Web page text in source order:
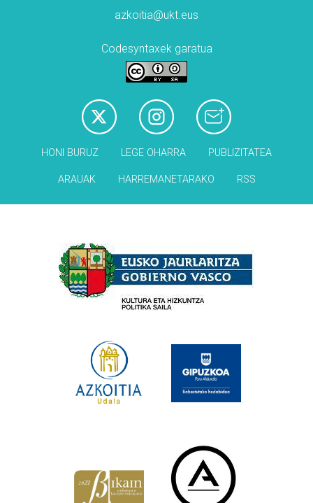
azkoitia@ukt.eus
Codesyntaxek garatua
HONI BURUZ LEGE OHARRA PUBLIZITATEA
ARAUAK HARREMANETARAKO RSS